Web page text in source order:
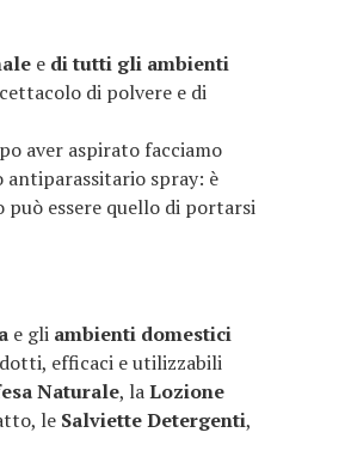
e di tutti gli ambienti
di polvere e di
aver aspirato facciamo
spray: è
essere quello di portarsi
e gli ambienti domestici
efficaci e utilizzabili
Naturale, laLozione
le Salviette Detergenti,